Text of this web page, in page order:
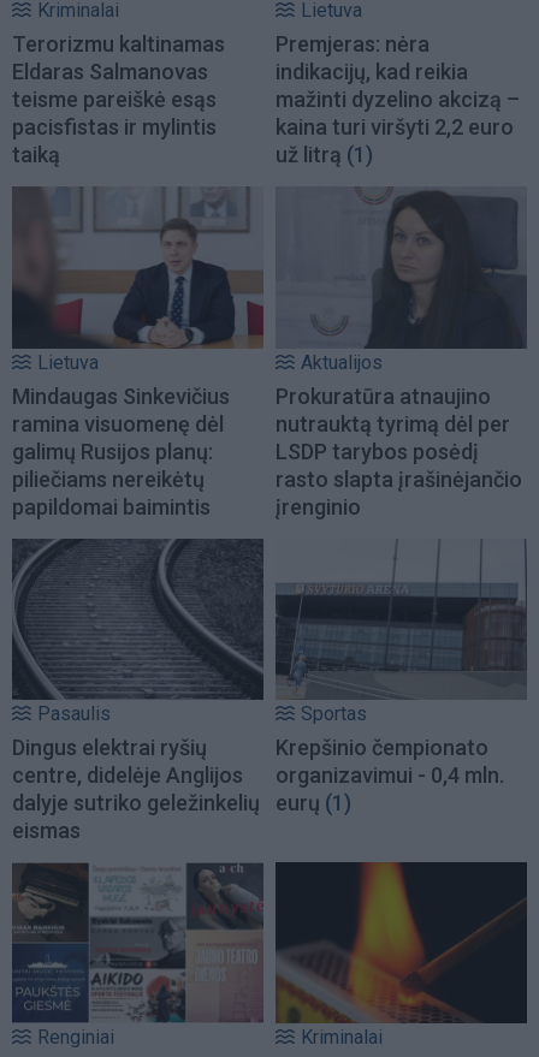
Kriminalai
Terorizmu kaltinamas
Eldaras Salmanovas
teisme pareiškė esąs
pacisfistas ir mylintis
taiką
Lietuva
Premjeras: nėra
indikacijų, kad reikia
mažinti dyzelino akcizą –
kaina turi viršyti 2,2 euro
už litrą (1)
Lietuva
Mindaugas Sinkevičius
ramina visuomenę dėl
galimų Rusijos planų:
piliečiams nereikėtų
papildomai baimintis
Aktualijos
Prokuratūra atnaujino
nutrauktą tyrimą dėl per
LSDP tarybos posėdį
rasto slapta įrašinėjančio
įrenginio
Pasaulis
Dingus elektrai ryšių
centre, didelėje Anglijos
dalyje sutriko geležinkelių
eismas
Sportas
Krepšinio čempionato
organizavimui - 0,4 mln.
eurų (1)
Renginiai Kriminalai